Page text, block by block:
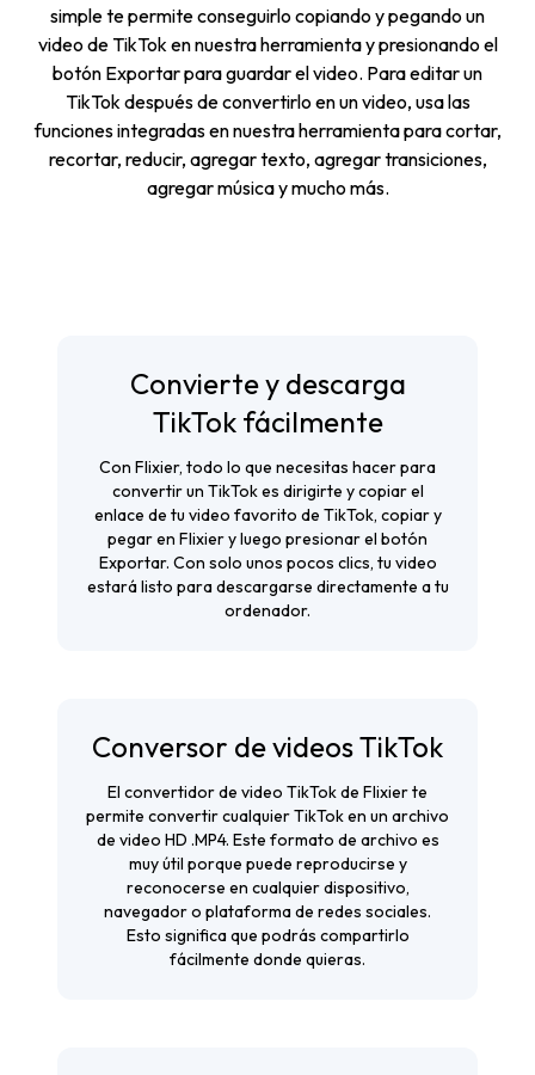
simple te permite conseguirlo copiando y pegando un
video de TikTok en nuestra herramienta y presionando el
botón Exportar para guardar el video. Para editar un
TikTok después de convertirlo en un video, usa las
funciones integradas en nuestra herramienta para cortar,
recortar, reducir, agregar texto, agregar transiciones,
agregar música y mucho más.
Convierte y descarga
TikTok fácilmente
Con Flixier, todo lo que necesitas hacer para
convertir un TikTok es dirigirte y copiar el
enlace de tu video favorito de TikTok, copiar y
pegar en Flixier y luego presionar el botón
Exportar. Con solo unos pocos clics, tu video
estará listo para descargarse directamente a tu
ordenador.
Conversor de videos TikTok
El convertidor de video TikTok de Flixier te
permite convertir cualquier TikTok en un archivo
de video HD .MP4. Este formato de archivo es
muy útil porque puede reproducirse y
reconocerse en cualquier dispositivo,
navegador o plataforma de redes sociales.
Esto significa que podrás compartirlo
fácilmente donde quieras.